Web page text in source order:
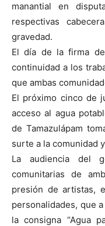
manantial en
respectivas
gravedad.
El día de la firma
continuidad a los
que ambas
El próximo cinco de
acceso al agua
de Tamazulápam
surte a la comunidad
La audiencia del
comunitarias de
presión de artistas,
personalidades, que
la consigna “Agua